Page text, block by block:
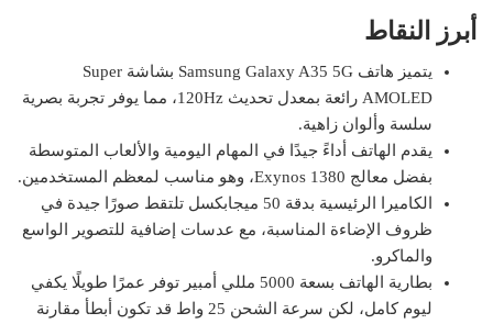
أبرز النقاط
يتميز هاتف Samsung Galaxy A35 5G بشاشة Super
AMOLED رائعة بمعدل تحديث 120Hz، مما يوفر تجربة بصرية
سلسة وألوان زاهية.
يقدم الهاتف أداءً جيدًا في المهام اليومية والألعاب المتوسطة
بفضل معالج Exynos 1380، وهو مناسب لمعظم المستخدمين.
الكاميرا الرئيسية بدقة 50 ميجابكسل تلتقط صورًا جيدة في
ظروف الإضاءة المناسبة، مع عدسات إضافية للتصوير الواسع
والماكرو.
بطارية الهاتف بسعة 5000 مللي أمبير توفر عمرًا طويلًا يكفي
ليوم كامل، لكن سرعة الشحن 25 واط قد تكون أبطأ مقارنة